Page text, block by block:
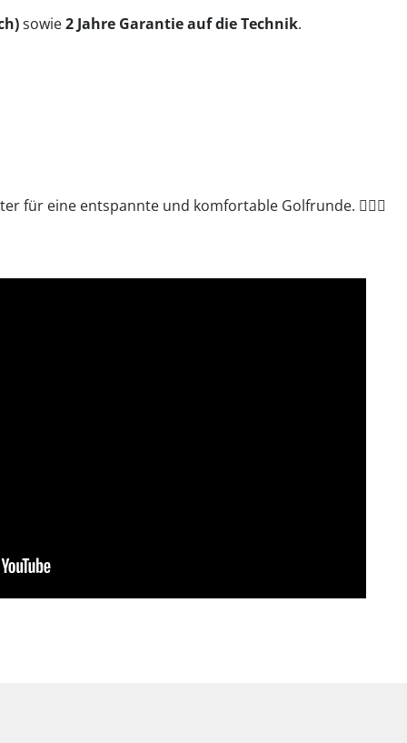
sowie2 Jahre Garantie auf die Technik.
für eine entspannte und komfortable Golfrunde. 🏌️‍♂️⛳